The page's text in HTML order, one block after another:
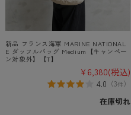
新品 フランス海軍 MARINE NATIONAL
E ダッフルバッグ Medium【キャンペー
ン対象外】【T】
¥6,380(税込)
4.0 （3件）
在庫切れ